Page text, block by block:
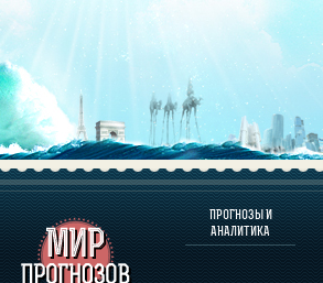
ПРОГНОЗЫ И
АНАЛИТИКА
О ПРОГРАММЕ
ХАРАКТЕРA ЧЕЛОВЕКА
ВЫДАЮЩИХСЯ ЛИЧНОСТЕЙ